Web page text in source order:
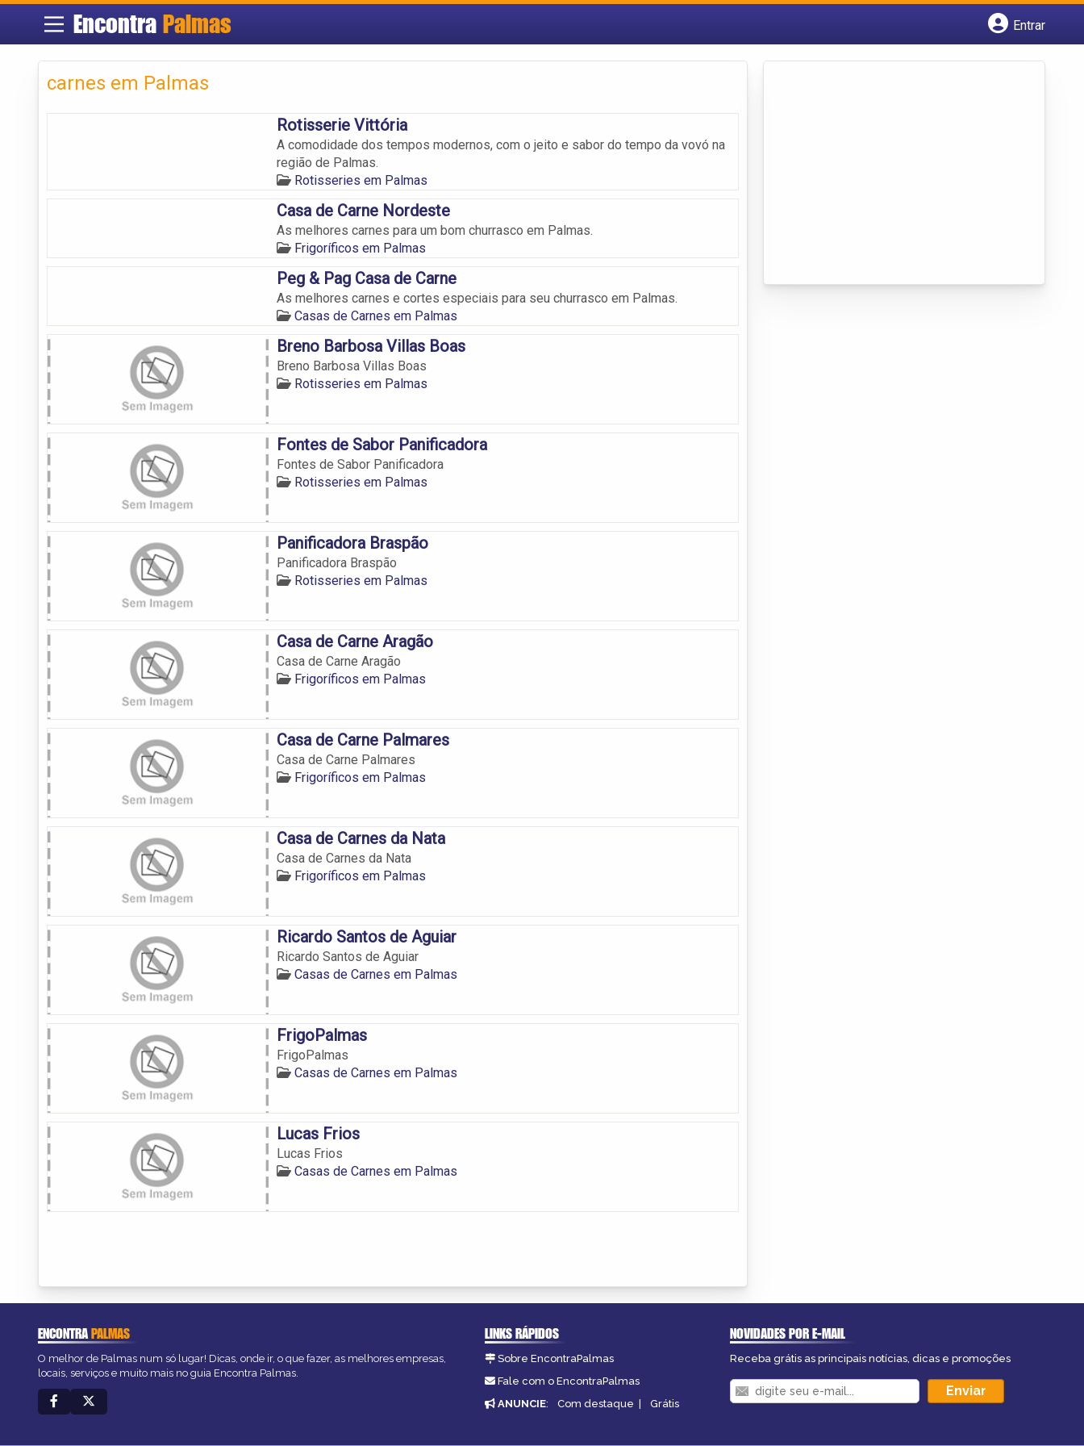
Encontra Palmas
Entrar
carnes em Palmas
Rotisserie Vittória
A comodidade dos tempos modernos, com o jeito e sabor do tempo da vovó na
região de Palmas.
Rotisseries em Palmas
Casa de Carne Nordeste
As melhores carnes para um bom churrasco em Palmas.
Frigoríficos em Palmas
Peg & Pag Casa de Carne
As melhores carnes e cortes especiais para seu churrasco em Palmas.
Casas de Carnes em Palmas
Breno Barbosa Villas Boas
Breno Barbosa Villas Boas
Rotisseries em Palmas
Fontes de Sabor Panificadora
Fontes de Sabor Panificadora
Rotisseries em Palmas
Panificadora Braspão
Panificadora Braspão
Rotisseries em Palmas
Casa de Carne Aragão
Casa de Carne Aragão
Frigoríficos em Palmas
Casa de Carne Palmares
Casa de Carne Palmares
Frigoríficos em Palmas
Casa de Carnes da Nata
Casa de Carnes da Nata
Frigoríficos em Palmas
Ricardo Santos de Aguiar
Ricardo Santos de Aguiar
Casas de Carnes em Palmas
FrigoPalmas
FrigoPalmas
Casas de Carnes em Palmas
Lucas Frios
Lucas Frios
Casas de Carnes em Palmas
ENCONTRAPALMAS
O melhor de Palmas num só lugar! Dicas, onde ir, o que fazer, as melhores empresas,
locais, serviços e muito mais no guia Encontra Palmas.
LINKS RÁPIDOS
Sobre EncontraPalmas
Fale com o EncontraPalmas
ANUNCIE: Com destaque | Grátis
NOVIDADES POR E-MAIL
Receba grátis as principais notícias, dicas e promoções